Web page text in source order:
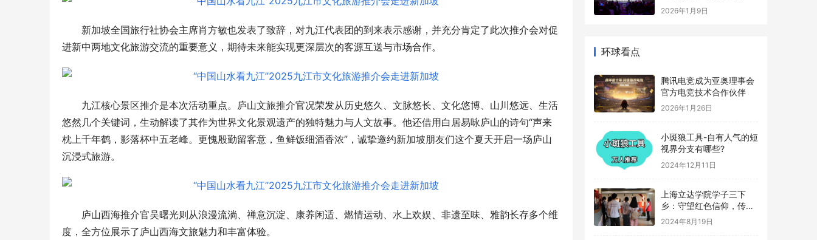
新加坡全国旅行社协会主席肖方敏也发表了致辞，对九江代表团的到来表示感谢，并充分肯定了此次推介会对促
进新中两地文化旅游交流的重要意义，期待未来能实现更深层次的客源互送与市场合作。
九江核心景区推介是本次活动重点。庐山文旅推介官况荣发从历史悠久、文脉悠长、文化悠博、山川悠远、生活
悠然几个关键词，生动解读了其作为世界文化景观遗产的独特魅力与人文故事。他还借用白居易咏庐山的诗句“声来
枕上千年鹤，影落杯中五老峰。更愧殷勤留客意，鱼鲜饭细酒香浓”，诚挚邀约新加坡朋友们这个夏天开启一场庐山
沉浸式旅游。
庐山西海推介官吴曙光则从浪漫流淌、禅意沉淀、康养闲适、燃情运动、水上欢娱、非遗至味、雅韵长存多个维
度，全方位展示了庐山西海文旅魅力和丰富体验。
中国品牌实力
2026年1月9日
环球看点
腾讯电竞成为亚奥理事会
官方电竞技术合作伙伴
2026年1月26日
小斑狼工具-自有人气的短
视界分支有哪些?
2024年12月11日
上海立达学院学子三下
乡：守望红色信仰，传承
革命记忆
2024年8月19日